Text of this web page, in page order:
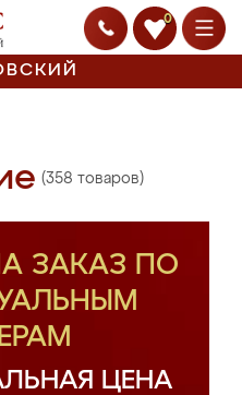
0
(358 товаров)
ЗАКАЗ ПО
ЦЕНА